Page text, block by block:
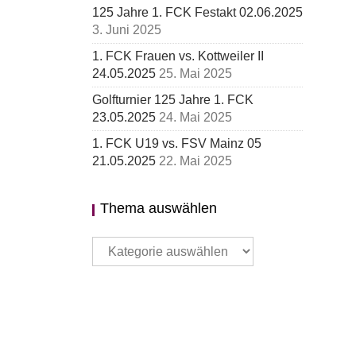
125 Jahre 1. FCK Festakt 02.06.2025
3. Juni 2025
1. FCK Frauen vs. Kottweiler II
24.05.2025 25. Mai 2025
Golfturnier 125 Jahre 1. FCK
23.05.2025 24. Mai 2025
1. FCK U19 vs. FSV Mainz 05
21.05.2025 22. Mai 2025
Thema auswählen
Thema
auswählen